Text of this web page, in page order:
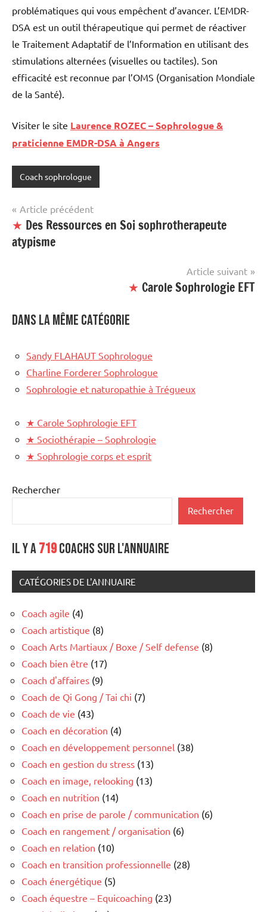
problématiques qui vous empêchent d’avancer. L’EMDR-
DSA est un outil thérapeutique qui permet de réactiver
le Traitement Adaptatif de l’Information en utilisant des
stimulations alternées (visuelles ou tactiles). Son
efficacité est reconnue par l’OMS (Organisation Mondiale
de la Santé).
Visiter le site Laurence ROZEC – Sophrologue &
praticienne EMDR-DSA à Angers
Coach sophrologue
Navigation
de
l’article
Article précédent
★ Des Ressources en Soi sophrotherapeute
atypisme
Article suivant
★ Carole Sophrologie EFT
Dans la même catégorie
Sandy FLAHAUT Sophrologue
Charline Forderer Sophrologue
Sophrologie et naturopathie à Trégueux
★ Carole Sophrologie EFT
★ Sociothérapie – Sophrologie
★ Sophrologie corps et esprit
Rechercher
Rechercher
Il y a719coachs sur l'annuaire
CATÉGORIES DE L'ANNUAIRE
Coach agile (4)
Coach artistique (8)
Coach Arts Martiaux / Boxe / Self defense (8)
Coach bien être (17)
Coach d'affaires (9)
Coach de Qi Gong / Tai chi (7)
Coach de vie (43)
Coach en décoration (4)
Coach en développement personnel (38)
Coach en gestion du stress (13)
Coach en image, relooking (13)
Coach en nutrition (14)
Coach en prise de parole / communication (6)
Coach en rangement / organisation (6)
Coach en relation (10)
Coach en transition professionnelle (28)
Coach énergétique (5)
Coach équestre – Equicoaching (23)